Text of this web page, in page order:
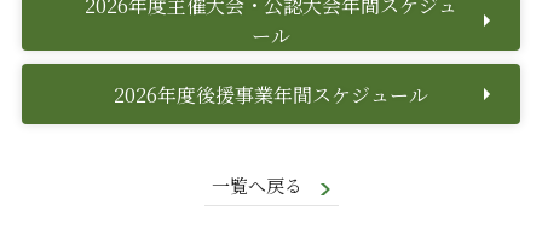
ール
2026年度後援事業年間スケジュール
一覧へ戻る